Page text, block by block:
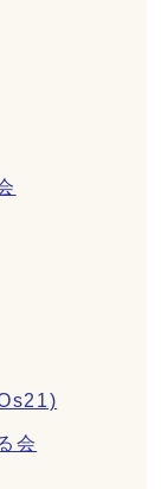
会